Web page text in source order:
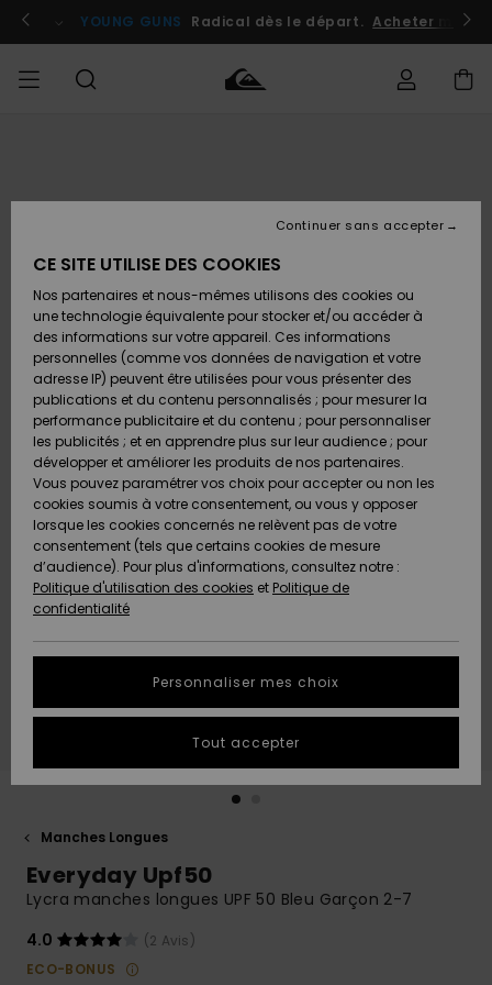
l'information
le
Se connecter / s'inscrire
YOUNG GUNS Radical dès le départ. Acheter
Chaussures
& Tongs
Surf
Snow
Nouveautés
A
Découvrir
Chaussures
& Tongs
Surf
Snow
Nouveautés
A
Découvrir
FEMME
A
Découvrir
Snow
SURF
Surf
Shop
Enfant
Highlights
Communauté
SNOW
Snow
Shop
Enfant
Snow
Shop
Femme
A
Découvrir
Communauté
OUTLET
Enfant
Outlet
Femme
AIDE &
CONTACT
Retours
Paiement
Carte
Cadeau
Quiksilver
Freedom
Protection
des
tailles
conversation
obtenir la
plus rapide
à votre
question.
Démarrer
MAGASINS
QUIKSILVER
Manches Longues
Everyday Upf50
Lycra manches longues UPF 50 Bleu Garçon 2-7
4.0
(2 Avis)
ECO-BONUS
CE SITE UTILISE DES COOKIES
Nos partenaires et nous-mêmes utilisons des cookies ou
une technologie équivalente pour stocker et/ou accéder à
des informations sur votre appareil. Ces informations
personnelles (comme vos données de navigation et votre
adresse IP) peuvent être utilisées pour vous présenter des
publications et du contenu personnalisés ; pour mesurer la
performance publicitaire et du contenu ; pour personnaliser
les publicités ; et en apprendre plus sur leur audience ; pour
développer et améliorer les produits de nos partenaires.
Vous pouvez paramétrer vos choix pour accepter ou non les
cookies soumis à votre consentement, ou vous y opposer
lorsque les cookies concernés ne relèvent pas de votre
consentement (tels que certains cookies de mesure
d’audience). Pour plus d'informations, consultez notre :
Politique d'utilisation des cookies et Politique de
confidentialité
Personnaliser mes choix
Continuer sans accepter
Tout accepter